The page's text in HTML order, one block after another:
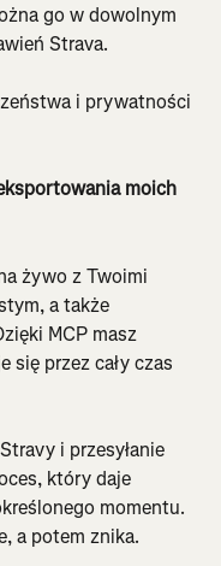
go w dowolnym
Strava.
i prywatności
moich
żywo z Twoimi
a także
MCP masz
się przez cały czas
i przesyłanie
który daje
momentu.
a potem znika.